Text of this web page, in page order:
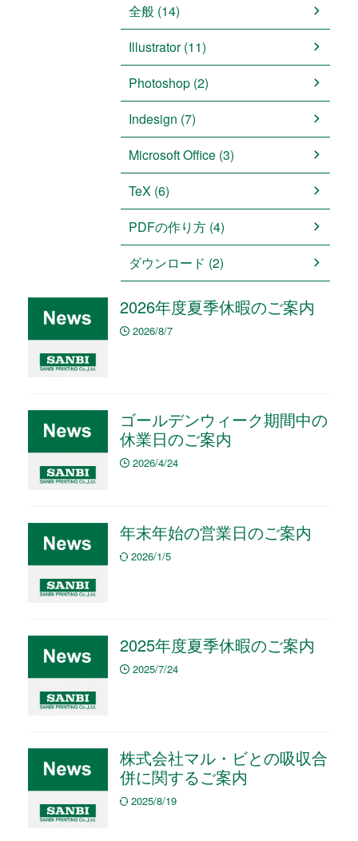
全般 (14)
Illustrator (11)
Photoshop (2)
Indesign (7)
Microsoft Office (3)
TeX (6)
PDFの作り方 (4)
ダウンロード (2)
2026年度夏季休暇のご案内
2026/8/7
ゴールデンウィーク期間中の
休業日のご案内
2026/4/24
年末年始の営業日のご案内
2026/1/5
2025年度夏季休暇のご案内
2025/7/24
株式会社マル・ビとの吸収合
併に関するご案内
2025/8/19